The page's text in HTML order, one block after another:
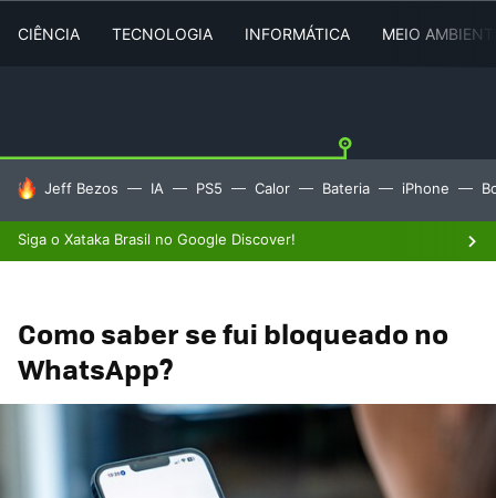
CIÊNCIA TECNOLOGIA INFORMÁTICA MEIO
TENDÊNCIAS DO DIA
Jeff Bezos IA PS5 Calor Bateria iPhone
Siga o Xataka Brasil no Google Discover!
Como saber se fui bloqueado no
WhatsApp?